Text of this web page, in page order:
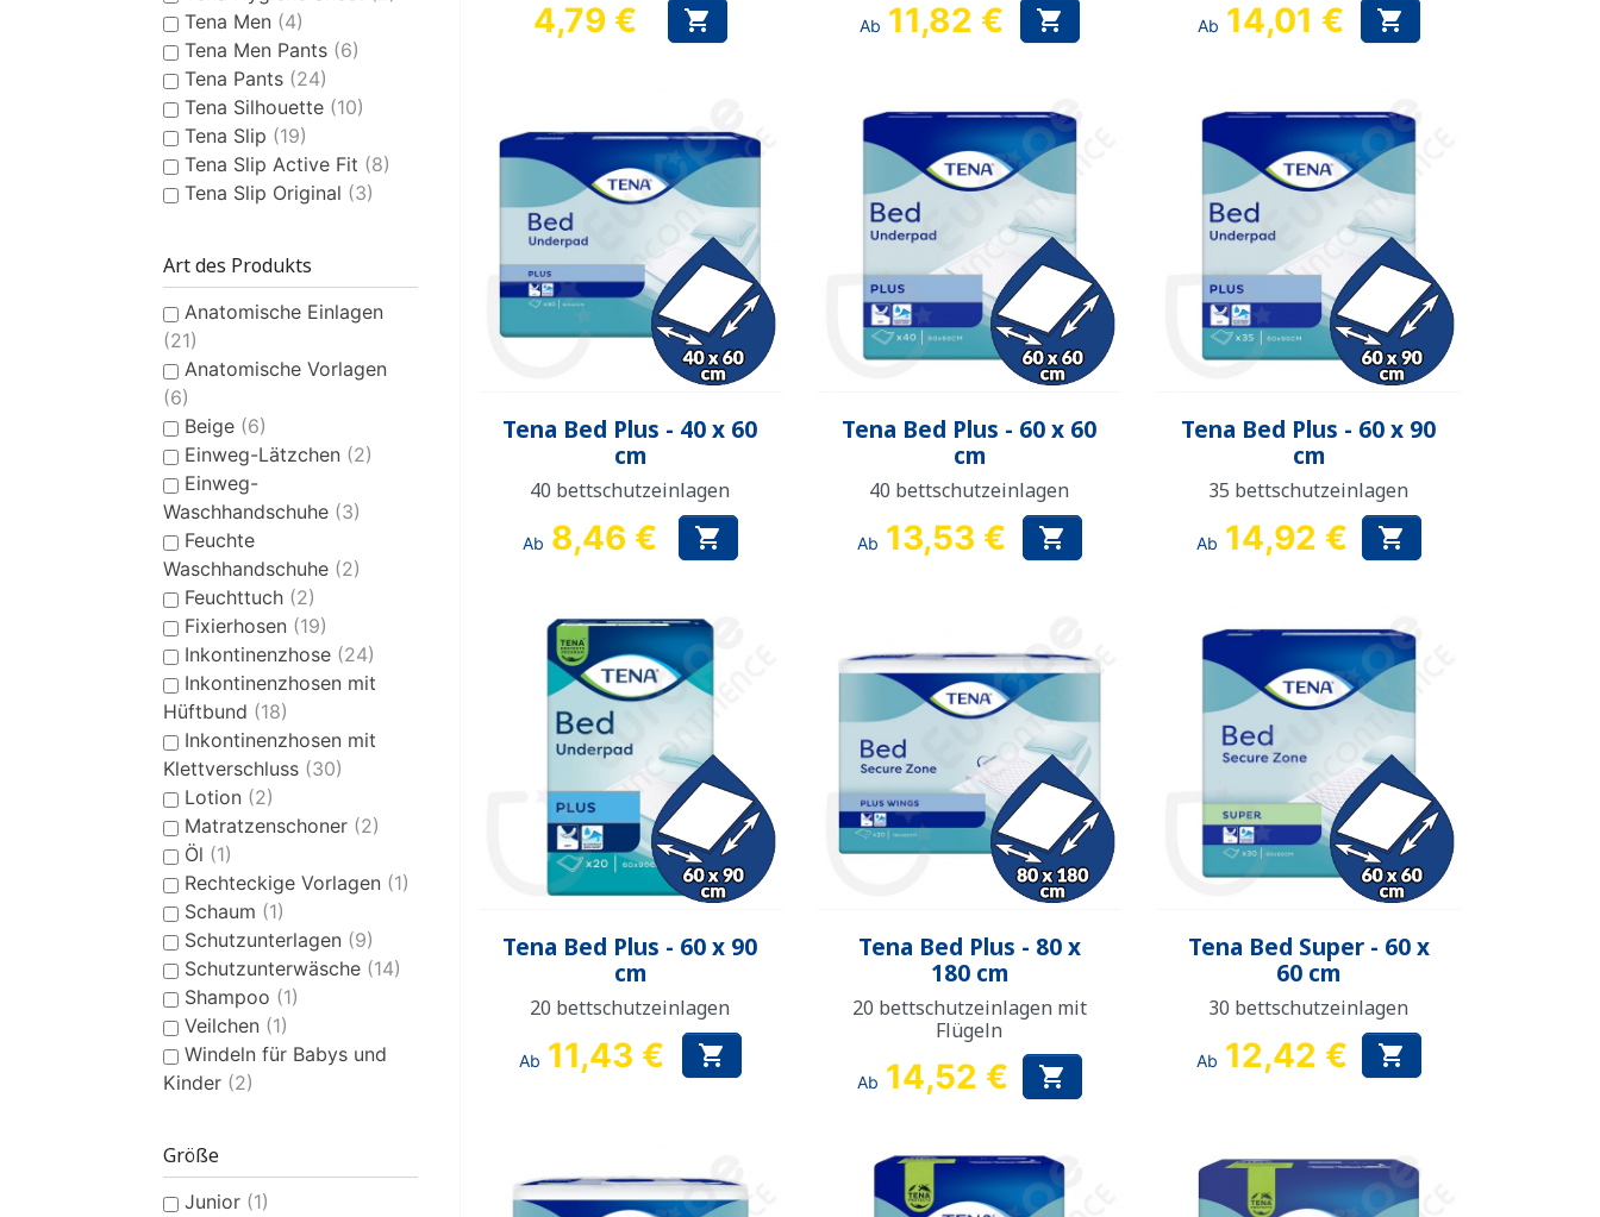
PFLEGEPRODUKTE FÜR
KINDER
Tena Men (4)
Tena Men Pants (6)
Tena Pants (24)
Tena Silhouette (10)
Tena Slip (19)
Tena Slip Active Fit (8)
Tena Slip Original (3)
Art des Produkts
Anatomische Einlagen
(21)
Anatomische Vorlagen
(6)
Beige (6)
Einweg-Lätzchen (2)
Einweg-
Waschhandschuhe (3)
Feuchte
Waschhandschuhe (2)
Feuchttuch (2)
Fixierhosen (19)
Inkontinenzhose (24)
Inkontinenzhosen mit
Hüftbund (18)
Inkontinenzhosen mit
Klettverschluss (30)
Lotion (2)
Matratzenschoner (2)
Öl (1)
Rechteckige Vorlagen (1)
Schaum (1)
Schutzunterlagen (9)
Schutzunterwäsche (14)
Shampoo (1)
Veilchen (1)
Windeln für Babys und
Kinder (2)
Größe
Junior (1)
Preis
4,79 €  Ab 11,82 €  Ab 14,01 € 
Vorschau
Tena Bed Plus - 40 x 60
cm
40 bettschutzeinlagen
Ab 8,46 € 
Vorschau
Tena Bed Plus - 60 x 60
cm
40 bettschutzeinlagen
Ab 13,53 € 
Vorschau
Tena Bed Plus - 60 x 90
cm
35 bettschutzeinlagen
Ab 14,92 € 
Vorschau
Tena Bed Plus - 60 x 90
cm
20 bettschutzeinlagen
Ab 11,43 € 
Vorschau
Tena Bed Plus - 80 x
180 cm
20 bettschutzeinlagen mit
Flügeln
Ab 14,52 € 
Vorschau
Tena Bed Super - 60 x
60 cm
30 bettschutzeinlagen
Ab 12,42 € 